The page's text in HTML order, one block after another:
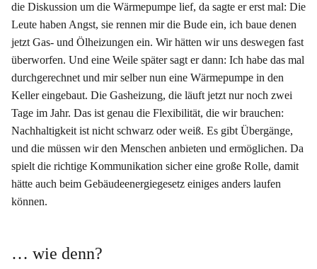
die Diskussion um die Wärmepumpe lief, da sagte er erst mal: Die
Leute haben Angst, sie rennen mir die Bude ein, ich baue denen
jetzt Gas- und Ölheizungen ein. Wir hätten wir uns deswegen fast
überworfen. Und eine Weile später sagt er dann: Ich habe das mal
durchgerechnet und mir selber nun eine Wärmepumpe in den
Keller eingebaut. Die Gasheizung, die läuft jetzt nur noch zwei
Tage im Jahr. Das ist genau die Flexibilität, die wir brauchen:
Nachhaltigkeit ist nicht schwarz oder weiß. Es gibt Übergänge,
und die müssen wir den Menschen anbieten und ermöglichen. Da
spielt die richtige Kommunikation sicher eine große Rolle, damit
hätte auch beim Gebäudeenergiegesetz einiges anders laufen
können.
… wie denn?